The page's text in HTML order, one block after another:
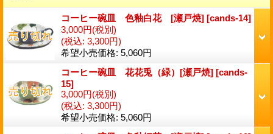
コーヒー碗皿 色釉白花 [瀬戸焼] [cands-14]
3,000円(税別)
(税込: 3,300円)
希望小売価格: 5,060円
コーヒー碗皿 花花兎（緑）[瀬戸焼] [cands-
15]
3,000円(税別)
(税込: 3,300円)
希望小売価格: 5,060円